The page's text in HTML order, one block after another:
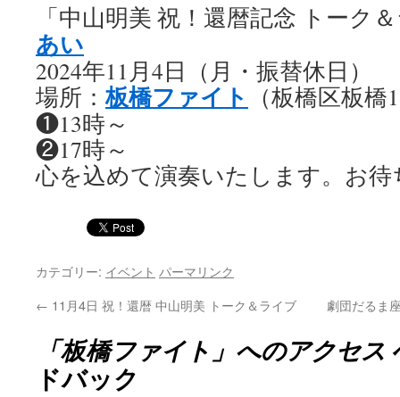
「中山明美 祝！還暦記念 トーク
あい
2024年11月4日（月・振替休日）
場所：板橋ファイト
（板橋区板橋
❶13時～
❷17時～
心を込めて演奏いたします。お
カテゴリー: イベント パーマリンク
← 11月4日 祝！還暦 中山明美 トーク＆ライブ 劇団だるま
「板橋ファイト」へのアクセス
ドバック